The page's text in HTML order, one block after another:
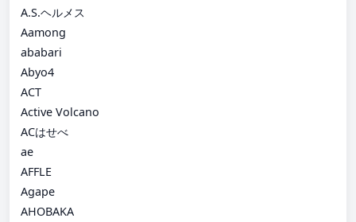
A.S.ヘルメス
Aamong
ababari
Abyo4
ACT
Active Volcano
ACはせべ
ae
AFFLE
Agape
AHOBAKA